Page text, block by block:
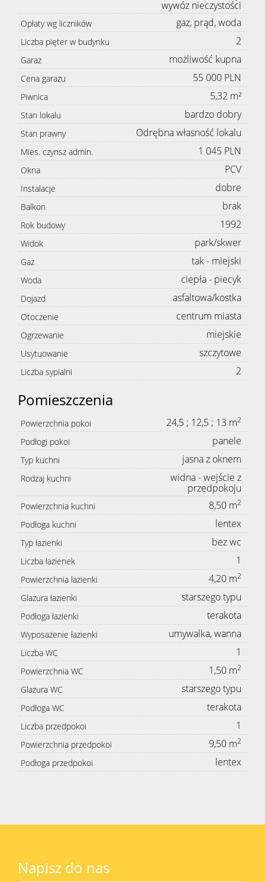
wywóz nieczystości
Opłaty wg liczników gaz, prąd, woda
Liczba pięter w budynku 2
Garaż możliwość kupna
Cena garażu 55 000 PLN
Piwnica 5,32 m²
Stan lokalu bardzo dobry
Stan prawny Odrębna własność lokalu
Mies. czynsz admin. 1 045 PLN
Okna PCV
Instalacje dobre
Balkon brak
Rok budowy 1992
Widok park/skwer
Gaz tak - miejski
Woda ciepła - piecyk
Dojazd asfaltowa/kostka
Otoczenie centrum miasta
Ogrzewanie miejskie
Usytuowanie szczytowe
Liczba sypialni 2
Pomieszczenia
Powierzchnia pokoi 24,5 ; 12,5 ; 13 m2
Podłogi pokoi panele
Typ kuchni jasna z oknem
Rodzaj kuchni
widna - wejście z
przedpokoju
Powierzchnia kuchni 8,50 m2
Podłoga kuchni lentex
Typ łazienki bez wc
Liczba łazienek 1
Powierzchnia łazienki 4,20 m2
Glazura łazienki starszego typu
Podłoga łazienki terakota
Wyposażenie łazienki umywalka, wanna
Liczba WC 1
Powierzchnia WC 1,50 m2
Glazura WC starszego typu
Podłoga WC terakota
Liczba przedpokoi 1
Powierzchnia przedpokoi 9,50 m2
Podłoga przedpokoi lentex
Napisz do nas